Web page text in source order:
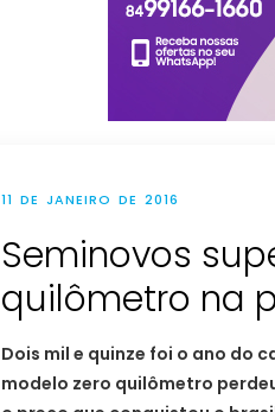
11 DE JANEIRO DE 2016
Seminovos
quilômetro na
Dois mil e quinze foi o ano do
modelo zero quilômetro